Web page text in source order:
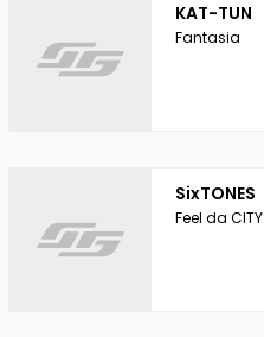
KAT-TUN
Fantasia
SixTONES
Feel da CITY